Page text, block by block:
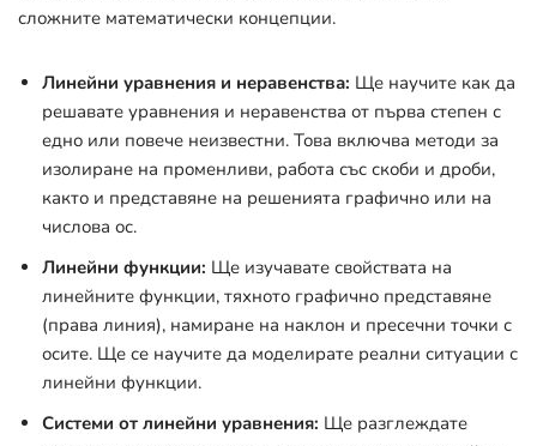
сложните математически концепции.
Линейни уравнения и неравенства: Ще научите как да
решавате уравнения и неравенства от първа степен с
едно или повече неизвестни. Това включва методи за
изолиране на променливи, работа със скоби и дроби,
както и представяне на решенията графично или на
числова ос.
Линейни функции: Ще изучавате свойствата на
линейните функции, тяхното графично представяне
(права линия), намиране на наклон и пресечни точки с
осите. Ще се научите да моделирате реални ситуации с
линейни функции.
Системи от линейни уравнения: Ще разглеждате